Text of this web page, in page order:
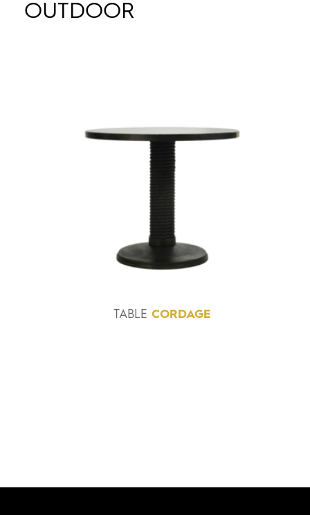
OUTDOOR
TABLE CORDAGE